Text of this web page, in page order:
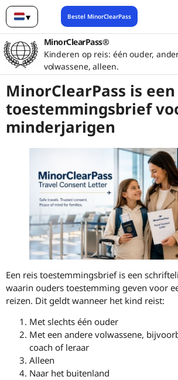
▾
Nederlands
Bestel MinorClearPass
MinorClearPass®
Kinderen op reis: één ouder,
volwassene, alleen.
MinorClearPass is
toestemmingsbrief
minderjarigen
Een reis toestemmingsbrief is een
waarin ouders toestemming geven voor
reizen. Dit geldt wanneer het kind reist:
Met slechts één ouder
Met een andere volwassene,
coach of leraar
Alleen
Naar het buitenland